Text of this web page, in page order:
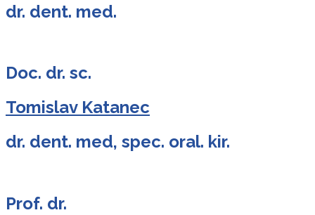
dr. dent. med.
Doc. dr. sc.
Tomislav Katanec
dr. dent. med, spec. oral. kir.
Prof. dr.